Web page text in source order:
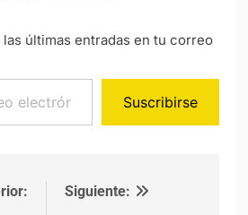
últimas entradas en tu correo
Suscribirse
de entradas
Siguiente: